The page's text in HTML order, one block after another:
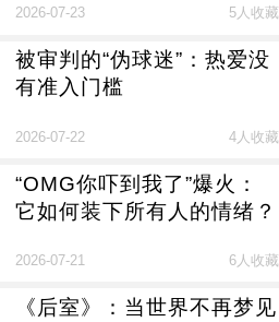
2026-07-23 5人收藏
被审判的“伪球迷”：热爱没
有准入门槛
2026-07-22 4人收藏
“OMG你吓到我了”爆火：
它如何装下所有人的情绪？
2026-07-21 6人收藏
《后室》：当世界不再梦见